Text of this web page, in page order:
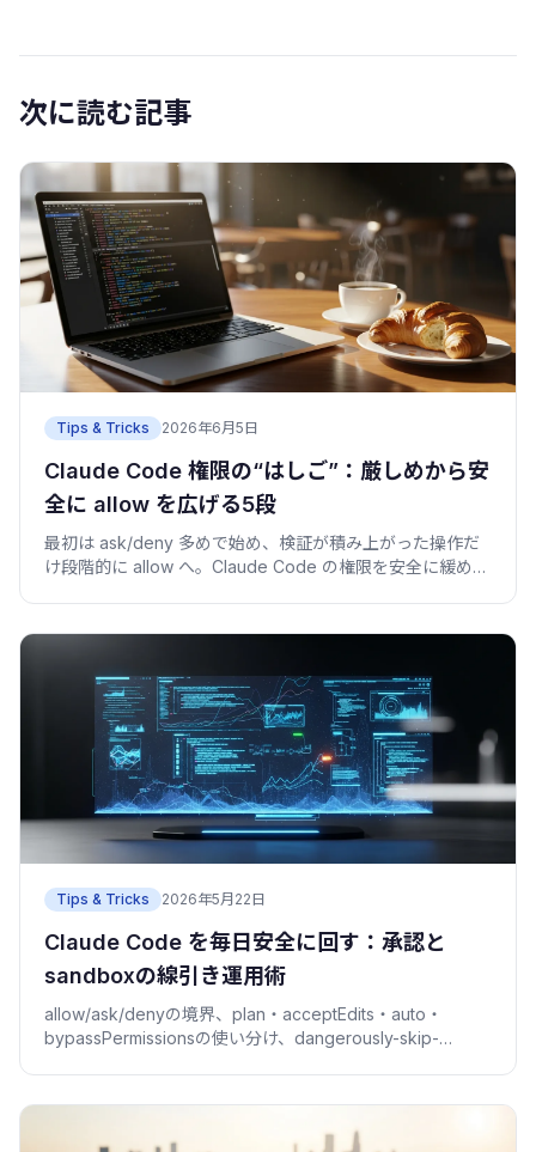
次に読む記事
Tips & Tricks 2026年6月5日
Claude Code 権限の“はしご”：厳しめから安
全に allow を広げる5段
最初は ask/deny 多めで始め、検証が積み上がった操作だ
け段階的に allow へ。Claude Code の権限を安全に緩める
Tips & Tricks 2026年5月22日
Claude Code を毎日安全に回す：承認と
sandboxの線引き運用術
allow/ask/denyの境界、plan・acceptEdits・auto・
bypassPermissionsの使い分け、dangerously-skip-